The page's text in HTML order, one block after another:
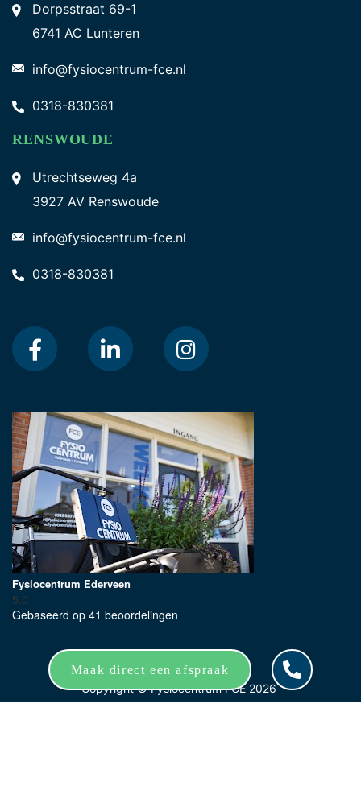
Maak direct een afspraak
Dorpsstraat 69-1
6741 AC Lunteren
info@fysiocentrum-fce.nl
0318-830381
RENSWOUDE
Utrechtseweg 4a
3927 AV Renswoude
info@fysiocentrum-fce.nl
0318-830381
Fysiocentrum Ederveen
5.0
Gebaseerd op 41 beoordelingen
Copyright ©Fysiocentrum FCE2026